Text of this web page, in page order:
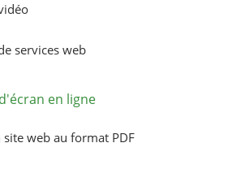
services web
en ligne
web au format PDF